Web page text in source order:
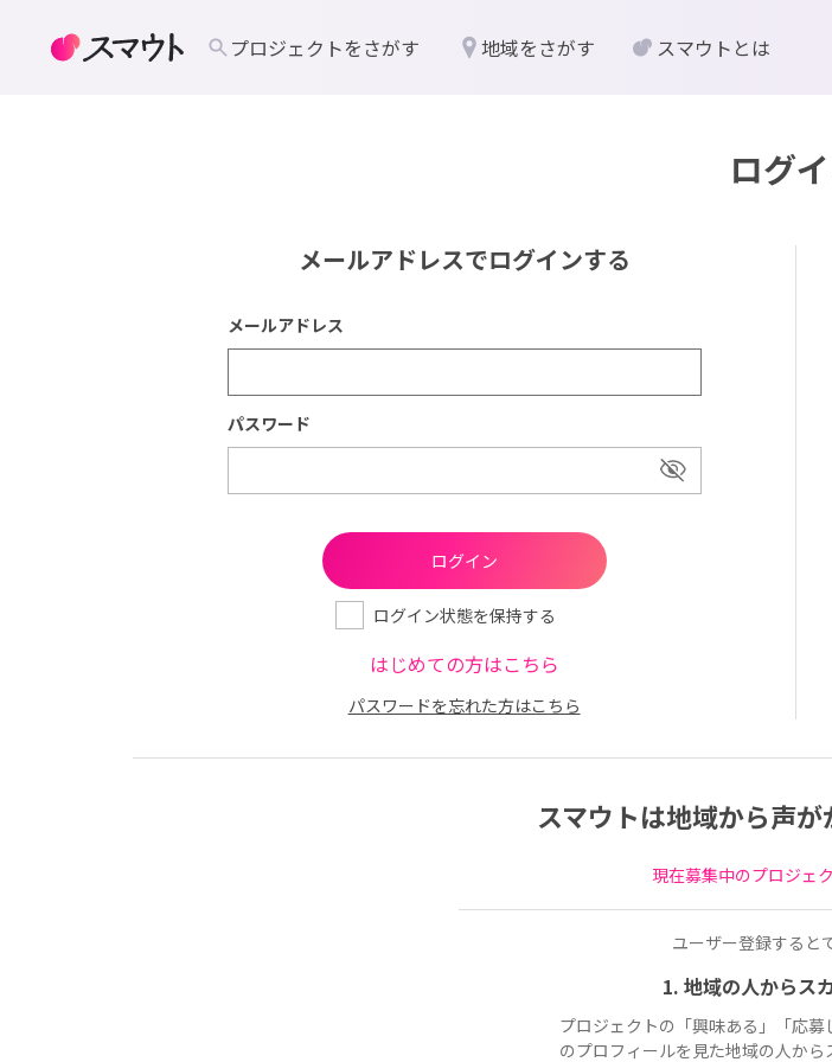
ログ
メールアドレスでログインする
メールアドレス
パスワード
ログイン状態を保持する
はじめての方はこちら
パスワードを忘れた方はこちら
スマウトは地域から声
現在募集中のプロジェ
ユーザー登録すると
1. 地域の人からス
プロジェクトの「興味ある」「応
のプロフィールを見た地域の人から
プロジェクトをさがす 地域をさがす スマウトとは